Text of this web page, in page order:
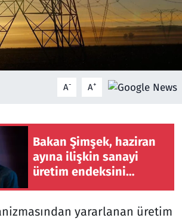
A- A+
Bakan Şimşek, haziran
ayına ilişkin sanayi
üretim endeksini
yararlanan üretim
Bilim